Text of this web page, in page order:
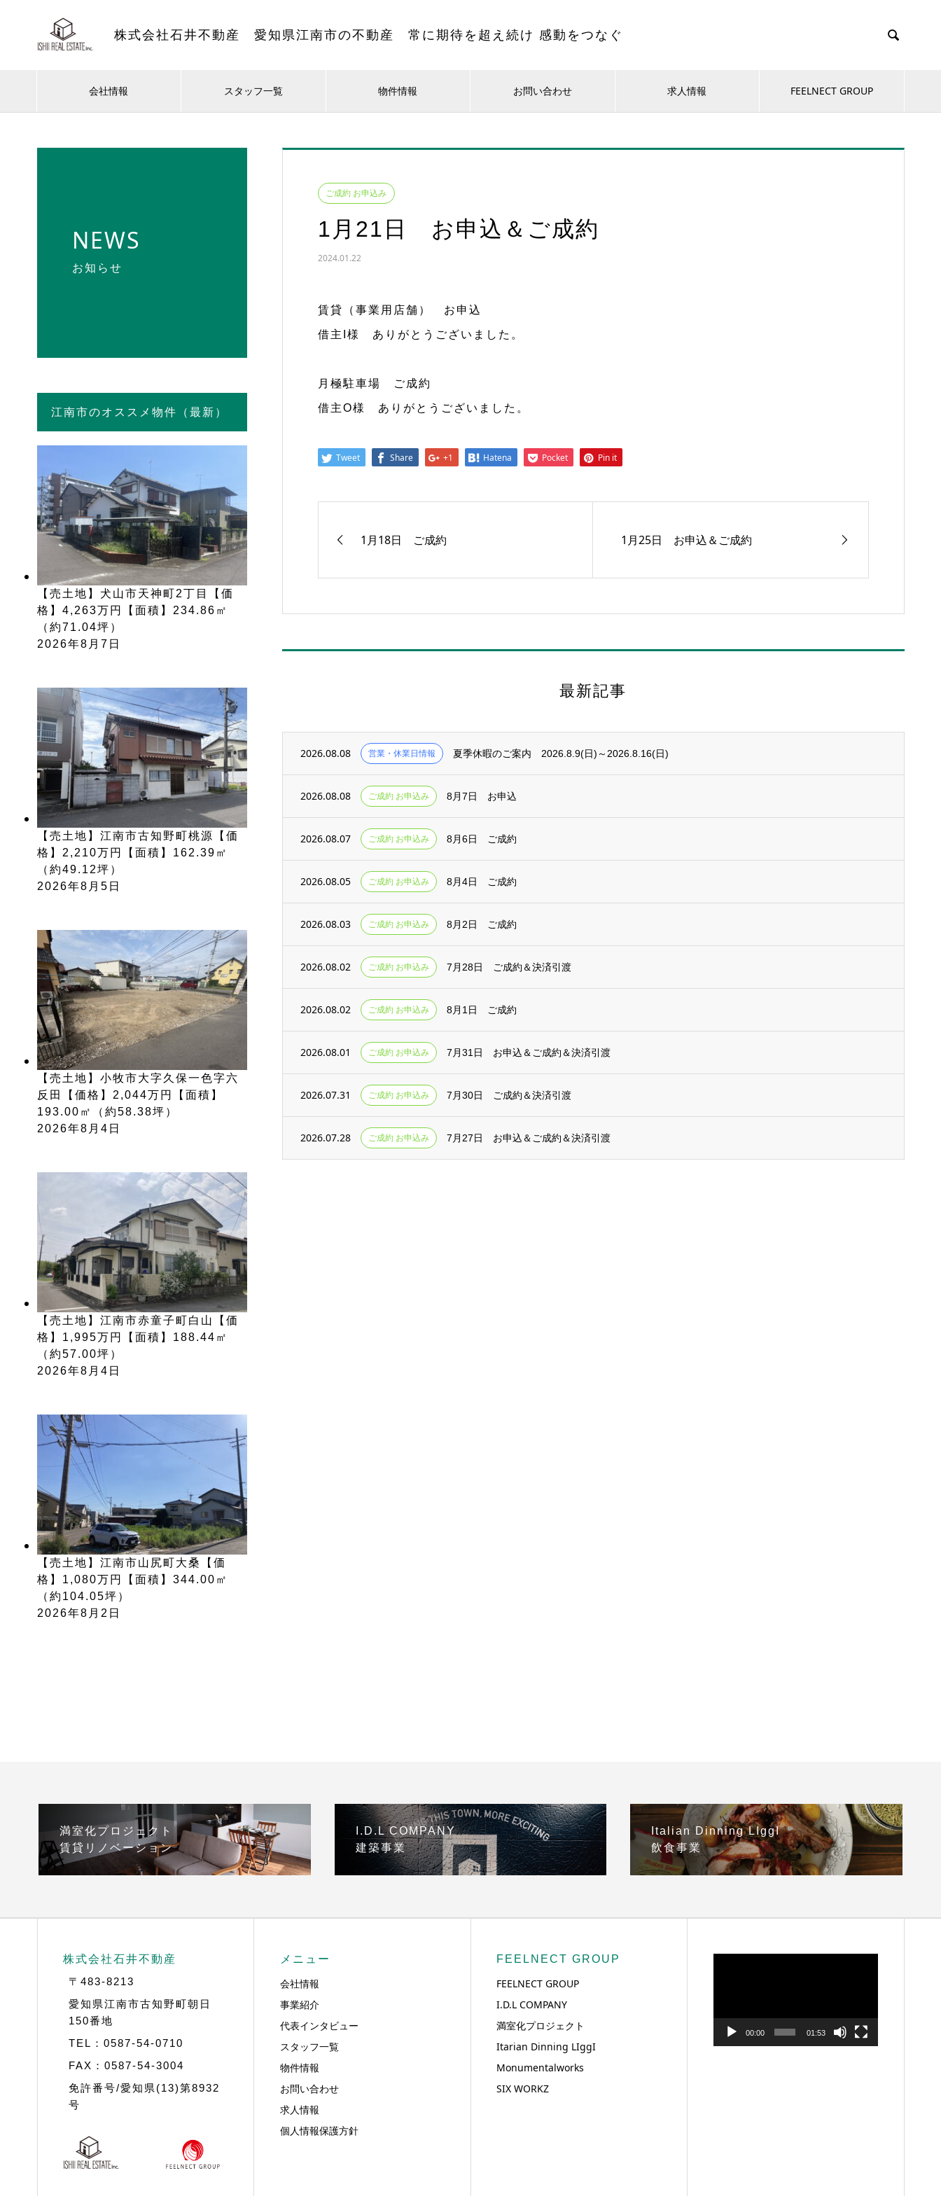
株式会社石井不動産 愛知県江南市の不動産 常に期待を超え続け 感動をつなぐ 
会社情報 スタッフ一覧 物件情報 お問い合わせ 求人情報 FEELNECT GROUP
NEWS
お知らせ
ご成約 お申込み
1月21日 お申込＆ご成約
2024.01.22
賃貸（事業用店舗） お申込
借主I様 ありがとうございました。
月極駐車場 ご成約
借主O様 ありがとうございました。
Tweet Share +1 Hatena Pocket Pin it
1月18日 ご成約 1月25日 お申込＆ご成約
最新記事
2026.08.08 営業・休業日情報 夏季休暇のご案内 2026.8.9(日)～2026.8.16(日)
2026.08.08 ご成約 お申込み 8月7日 お申込
2026.08.07 ご成約 お申込み 8月6日 ご成約
2026.08.05 ご成約 お申込み 8月4日 ご成約
2026.08.03 ご成約 お申込み 8月2日 ご成約
2026.08.02 ご成約 お申込み 7月28日 ご成約＆決済引渡
2026.08.02 ご成約 お申込み 8月1日 ご成約
2026.08.01 ご成約 お申込み 7月31日 お申込＆ご成約＆決済引渡
2026.07.31 ご成約 お申込み 7月30日 ご成約＆決済引渡
2026.07.28 ご成約 お申込み 7月27日 お申込＆ご成約＆決済引渡
江南市のオススメ物件（最新）
【売土地】犬山市天神町2丁目【価
格】4,263万円【面積】234.86㎡
（約71.04坪）
2026年8月7日
【売土地】江南市古知野町桃源【価
格】2,210万円【面積】162.39㎡
（約49.12坪）
2026年8月5日
【売土地】小牧市大字久保一色字六
反田【価格】2,044万円【面積】
193.00㎡（約58.38坪）
2026年8月4日
【売土地】江南市赤童子町白山【価
格】1,995万円【面積】188.44㎡
（約57.00坪）
2026年8月4日
【売土地】江南市山尻町大桑【価
格】1,080万円【面積】344.00㎡
（約104.05坪）
2026年8月2日
満室化プロジェクト
賃貸リノベーション
I.D.L COMPANY
建築事業
Italian Dinning LIggI
飲食事業
株式会社石井不動産
〒483-8213
愛知県江南市古知野町朝日
150番地
TEL：0587-54-0710
FAX：0587-54-3004
免許番号/愛知県(13)第8932
号
メニュー
会社情報
事業紹介
代表インタビュー
スタッフ一覧
物件情報
お問い合わせ
求人情報
個人情報保護方針
FEELNECT GROUP
FEELNECT GROUP
I.D.L COMPANY
満室化プロジェクト
Itarian Dinning LIggI
Monumentalworks
SIX WORKZ
動
ヤ
00:00 01:53